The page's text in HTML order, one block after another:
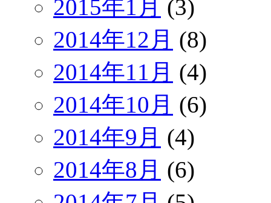
2015年1月 (3)
2014年12月 (8)
2014年11月 (4)
2014年10月 (6)
2014年9月 (4)
2014年8月 (6)